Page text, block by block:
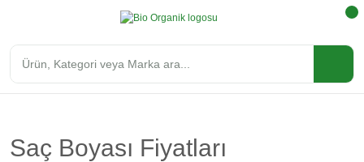
Saç Boyası Fiyatları